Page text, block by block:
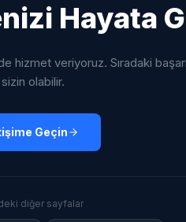
Hayata
hizmet veriyoruz. Sıradaki başarı
olabilir.
Geçin
diğer sayfalar